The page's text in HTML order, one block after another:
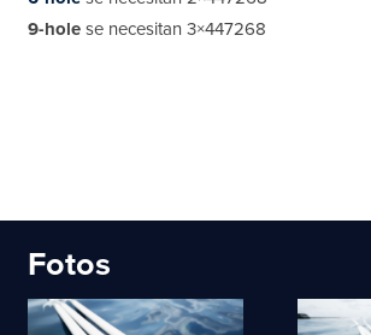
9-holese necesitan 3×447268
Fotos